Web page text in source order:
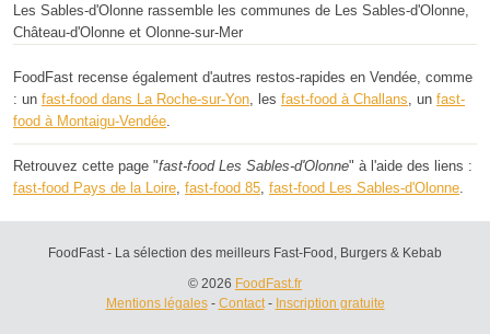
Les Sables-d'Olonne rassemble les communes de Les Sables-d'Olonne,
Château-d'Olonne et Olonne-sur-Mer
FoodFast recense également d'autres restos-rapides en Vendée, comme
: un fast-food dans La Roche-sur-Yon , les fast-food à Challans , un fast-
food à Montaigu-Vendée
Retrouvez cette page "fast-food Les Sables-d'Olonne" à l'aide des liens :
fast-food Pays de la Loire fast-food 85 fast-food Les Sables-d'Olonne
FoodFast - La sélection des meilleurs Fast-Food, Burgers & Kebab
© 2026 FoodFast.fr
Mentions légales- Contact- Inscription gratuite